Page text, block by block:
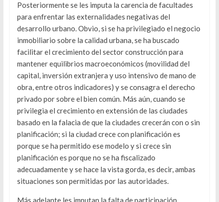
Posteriormente se les imputa la carencia de facultades
para enfrentar las externalidades negativas del
desarrollo urbano. Obvio, si se ha privilegiado el negocio
inmobiliario sobre la calidad urbana, se ha buscado
facilitar el crecimiento del sector construcción para
mantener equilibrios macroeconómicos (movilidad del
capital, inversión extranjera y uso intensivo de mano de
obra, entre otros indicadores) y se consagra el derecho
privado por sobre el bien común. Más aún, cuando se
privilegia el crecimiento en extensión de las ciudades
basado en la falacia de que la ciudades crecerán con o sin
planificación; si la ciudad crece con planificación es
porque se ha permitido ese modelo y si crece sin
planificación es porque no se ha fiscalizado
adecuadamente y se hace la vista gorda, es decir, ambas
situaciones son permitidas por las autoridades.
Más adelante les imputan la falta de participación